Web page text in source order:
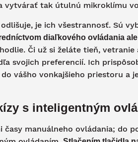
vytvárať tak útulnú mikroklímu
je ich všestrannosť. Sú
diaľkového ovládania
Či už si želáte tieň,
svojich preferencií. Ich
vášho vonkajšieho priestoru a
s inteligentným
časy manuálneho ovládania; do